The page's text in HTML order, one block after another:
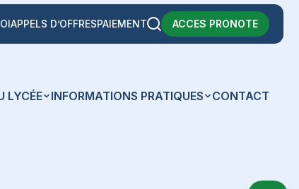
APPELS D’OFFRESPAIEMENT ACCES PRONOTE
LYCÉE INFORMATIONS PRATIQUES CONTACT